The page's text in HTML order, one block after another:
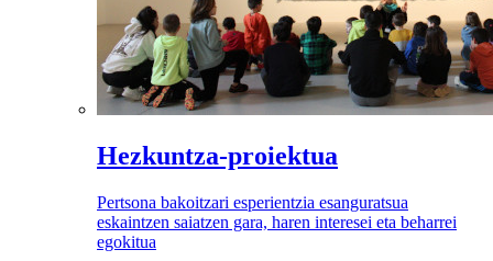
Hezkuntza-proiektua
Pertsona bakoitzari esperientzia esanguratsua
eskaintzen saiatzen gara, haren interesei eta beharrei
egokitua